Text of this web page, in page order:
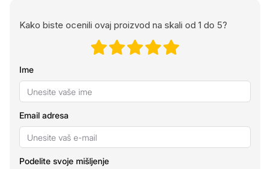
Kako biste ocenili ovaj proizvod na skali od 1 do 5?
Ime
Email adresa
Podelite svoje mišljenje